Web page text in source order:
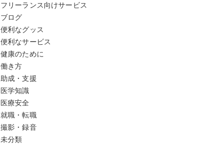
フリーランス向けサービス
ブログ
便利なグッス
便利なサービス
健康のために
働き方
助成・支援
医学知識
医療安全
就職・転職
撮影・録音
未分類